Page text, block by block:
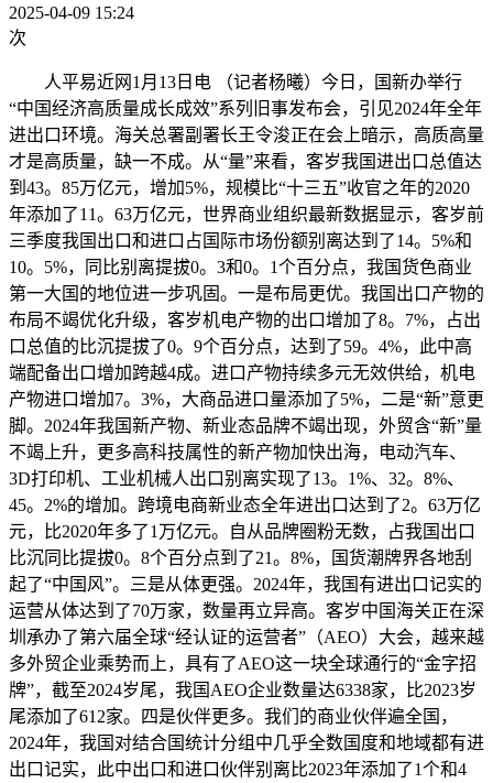
2025-04-09 15:24
次
人平易近网1月13日电 （记者杨曦）今日，国新办举行
“中国经济高质量成长成效”系列旧事发布会，引见2024年全年
进出口环境。海关总署副署长王令浚正在会上暗示，高质高量
才是高质量，缺一不成。从“量”来看，客岁我国进出口总值达
到43。85万亿元，增加5%，规模比“十三五”收官之年的2020
年添加了11。63万亿元，世界商业组织最新数据显示，客岁前
三季度我国出口和进口占国际市场份额别离达到了14。5%和
10。5%，同比别离提拔0。3和0。1个百分点，我国货色商业
第一大国的地位进一步巩固。一是布局更优。我国出口产物的
布局不竭优化升级，客岁机电产物的出口增加了8。7%，占出
口总值的比沉提拔了0。9个百分点，达到了59。4%，此中高
端配备出口增加跨越4成。进口产物持续多元无效供给，机电
产物进口增加7。3%，大商品进口量添加了5%，二是“新”意更
脚。2024年我国新产物、新业态品牌不竭出现，外贸含“新”量
不竭上升，更多高科技属性的新产物加快出海，电动汽车、
3D打印机、工业机械人出口别离实现了13。1%、32。8%、
45。2%的增加。跨境电商新业态全年进出口达到了2。63万亿
元，比2020年多了1万亿元。自从品牌圈粉无数，占我国出口
比沉同比提拔0。8个百分点到了21。8%，国货潮牌界各地刮
起了“中国风”。三是从体更强。2024年，我国有进出口记实的
运营从体达到了70万家，数量再立异高。客岁中国海关正在深
圳承办了第六届全球“经认证的运营者”（AEO）大会，越来越
多外贸企业乘势而上，具有了AEO这一块全球通行的“金字招
牌”，截至2024岁尾，我国AEO企业数量达6338家，比2023岁
尾添加了612家。四是伙伴更多。我们的商业伙伴遍全国，
2024年，我国对结合国统计分组中几乎全数国度和地域都有进
出口记实，此中出口和进口伙伴别离比2023年添加了1个和4